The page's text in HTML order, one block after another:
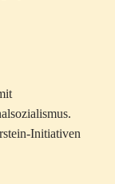
Initiativen